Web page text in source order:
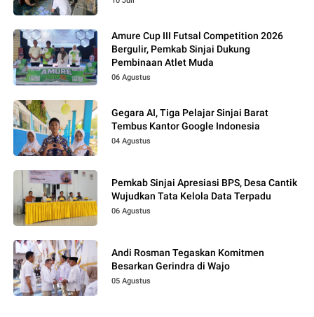
Amure Cup III Futsal Competition 2026
Bergulir, Pemkab Sinjai Dukung
Pembinaan Atlet Muda
06 Agustus
Gegara AI, Tiga Pelajar Sinjai Barat
Tembus Kantor Google Indonesia
04 Agustus
Pemkab Sinjai Apresiasi BPS, Desa Cantik
Wujudkan Tata Kelola Data Terpadu
06 Agustus
Andi Rosman Tegaskan Komitmen
Besarkan Gerindra di Wajo
05 Agustus